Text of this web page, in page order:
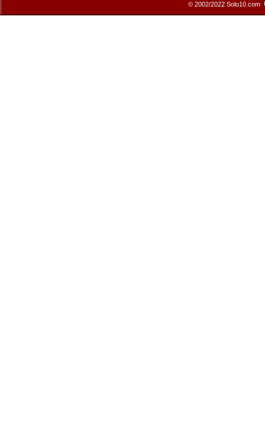
© 2002/2022 Solo10.com